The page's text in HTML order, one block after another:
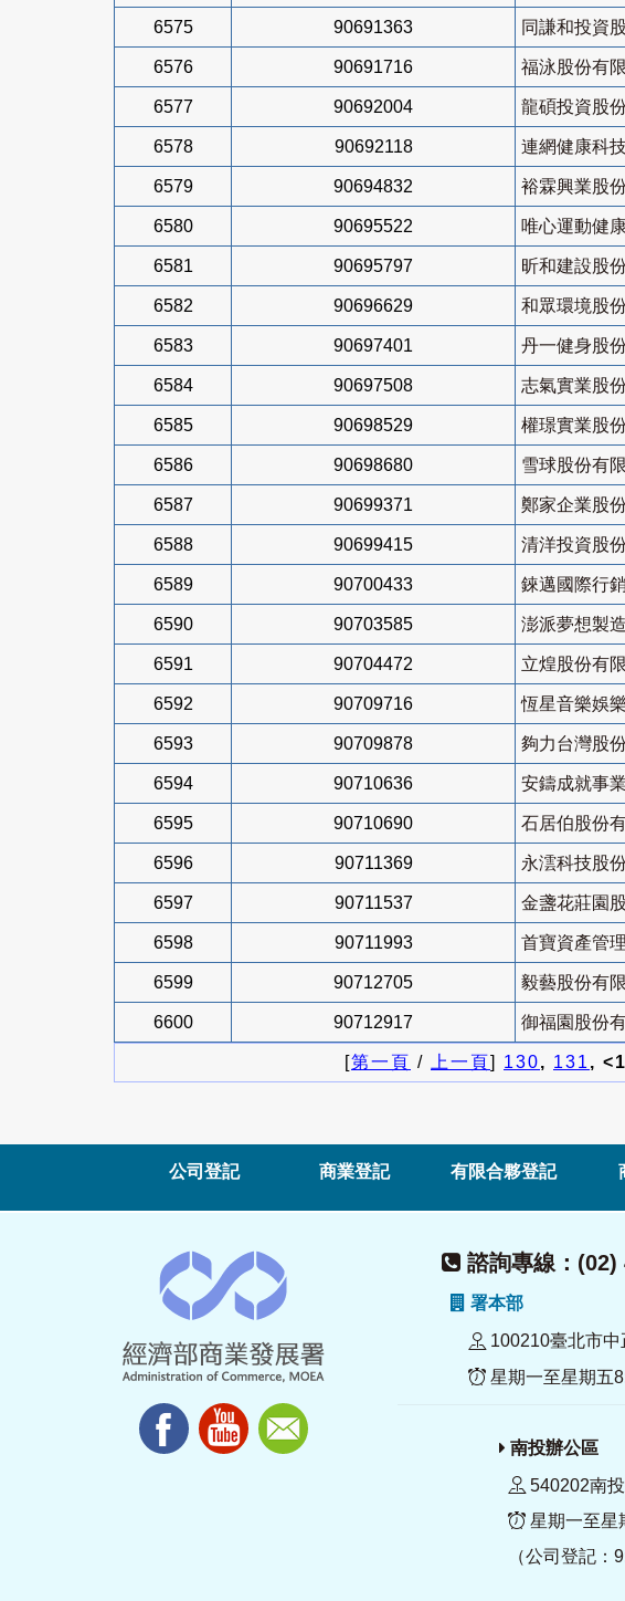
6575 90691363 同謙和投資
6576 90691716 福泳股份有
6577 90692004 龍碩投資股
6578 90692118 連網健康科
6579 90694832 裕霖興業股
6580 90695522 唯心運動健
6581 90695797 昕和建設股
6582 90696629 和眾環境股
6583 90697401 丹一健身股
6584 90697508 志氣實業股
6585 90698529 權璟實業股
6586 90698680 雪球股份有
6587 90699371 鄭家企業股
6588 90699415 清洋投資股
6589 90700433 錸邁國際行
6590 90703585 澎派夢想製
6591 90704472 立煌股份有
6592 90709716 恆星音樂娛
6593 90709878 夠力台灣股
6594 90710636 安鑄成就事
6595 90710690 石居伯股份
6596 90711369 永澐科技股
6597 90711537 金盞花莊園
6598 90711993 首寶資產管
6599 90712705 毅藝股份有
6600 90712917 御福園股份
[第一頁 / 上一頁] 130, 131,
公司登記 商業登記 有限合夥登記
諮詢專線：(02)
署本部
100210臺北市
星期一至星期五
南投辦公區
540202南
星期一至星
（公司登記：